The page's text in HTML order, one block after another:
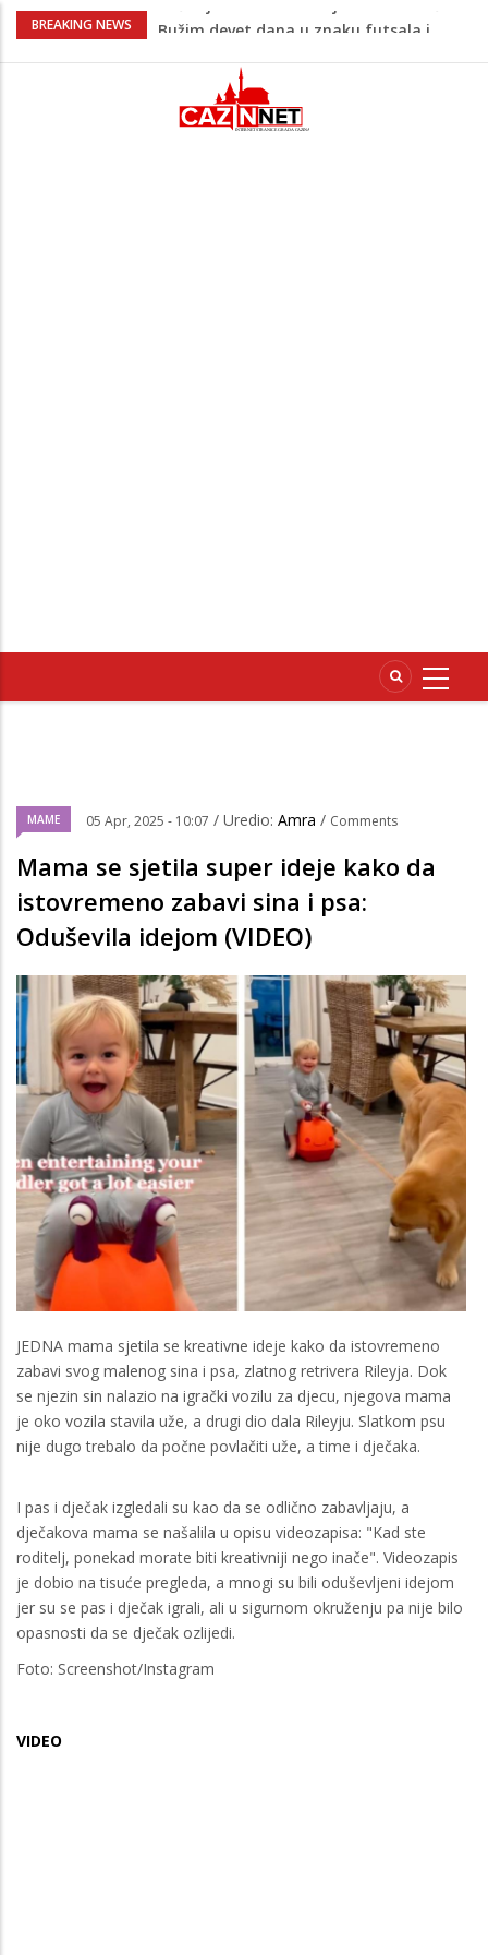
BREAKING NEWS
Evo šta piše u zahtjevu za ponovno
Četvrto ljeto zaredom Trg slobode
postaje Naše mjesto - Bingo Ljetno kino
Tuzla
MAME 05 Apr, 2025 - 10:07 / Uredio: Amra / Comments
Mama se sjetila super ideje kako da
istovremeno zabavi sina i psa:
Oduševila idejom (VIDEO)
JEDNA mama sjetila se kreativne ideje kako da istovremeno
zabavi svog malenog sina i psa, zlatnog retrivera Rileyja. Dok
se njezin sin nalazio na igrački vozilu za djecu, njegova mama
je oko vozila stavila uže, a drugi dio dala Rileyju. Slatkom psu
nije dugo trebalo da počne povlačiti uže, a time i dječaka.
I pas i dječak izgledali su kao da se odlično zabavljaju, a
dječakova mama se našalila u opisu videozapisa: "Kad ste
roditelj, ponekad morate biti kreativniji nego inače". Videozapis
je dobio na tisuće pregleda, a mnogi su bili oduševljeni idejom
jer su se pas i dječak igrali, ali u sigurnom okruženju pa nije bilo
opasnosti da se dječak ozlijedi.
Foto: Screenshot/Instagram
VIDEO